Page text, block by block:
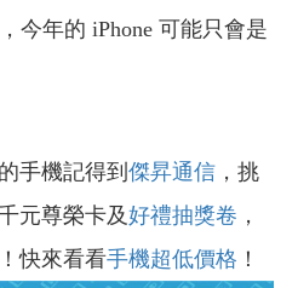
今年的 iPhone 可能只會是
機記得到 傑昇通信 ，挑
元尊榮卡及好禮抽獎卷 ，
快來看看手機超低價格 ！